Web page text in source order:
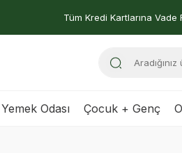
Tüm Kredi Kartlarına Vade
Yemek Odası Çocuk + Genç